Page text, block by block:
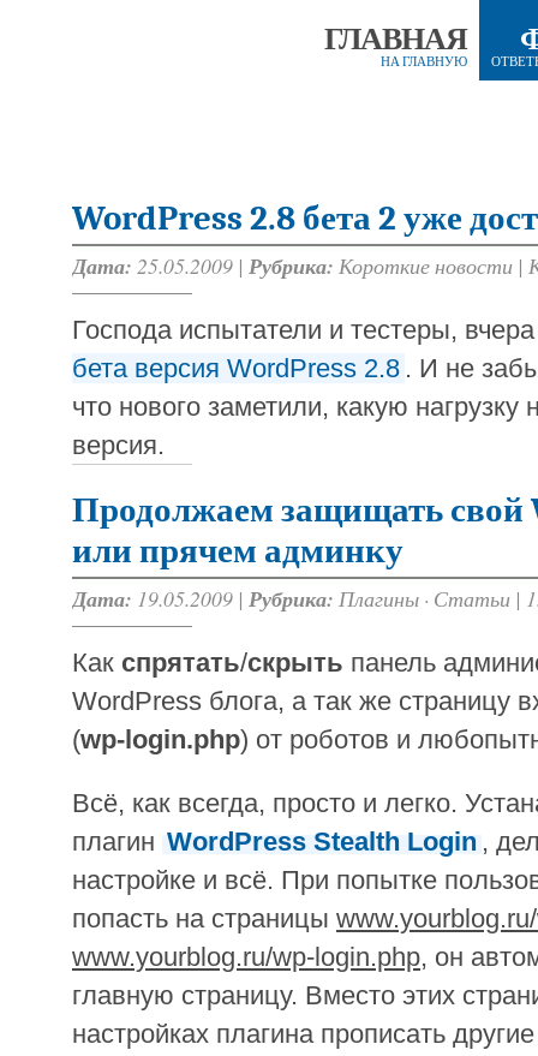
ГЛАВНАЯ
НА ГЛАВНУЮ
WordPress 2.8 бета 2 уже
Дата: 25.05.2009 | Рубрика: Короткие новости |
Господа испытатели и тестеры,
бета версия WordPress 2.8 . И не
что нового заметили, какую нагрузку
версия.
Продолжаем защищать свой
или прячем админку
Дата: 19.05.2009 | Рубрика: Плагины · Статьи |
Как спрятать/скрыть панель
WordPress блога, а так же страницу
(wp-login.php) от роботов и
Всё, как всегда, просто и легко.
плагин WordPress Stealth Login ,
настройке и всё. При попытке
попасть на страницы
www.yourblog.ru/wp-login.php, он
главную страницу. Вместо этих
настройках плагина прописать